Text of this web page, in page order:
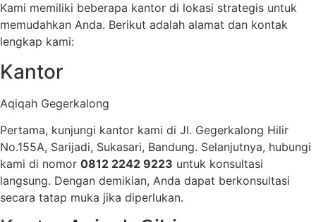
Kami memiliki beberapa kantor di lokasi strategis untuk
memudahkan Anda. Berikut adalah alamat dan kontak
lengkap kami:
Kantor
Aqiqah Gegerkalong
Pertama, kunjungi kantor kami di Jl. Gegerkalong Hilir
No.155A, Sarijadi, Sukasari, Bandung. Selanjutnya, hubungi
kami di nomor 0812 2242 9223 untuk konsultasi
langsung. Dengan demikian, Anda dapat berkonsultasi
secara tatap muka jika diperlukan.